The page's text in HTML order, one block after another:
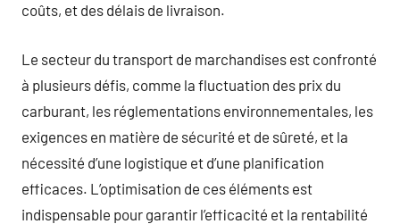
coûts, et des délais de livraison.
Le secteur du transport de marchandises est confronté
à plusieurs défis, comme la fluctuation des prix du
carburant, les réglementations environnementales, les
exigences en matière de sécurité et de sûreté, et la
nécessité d’une logistique et d’une planification
efficaces. L’optimisation de ces éléments est
indispensable pour garantir l’efficacité et la rentabilité